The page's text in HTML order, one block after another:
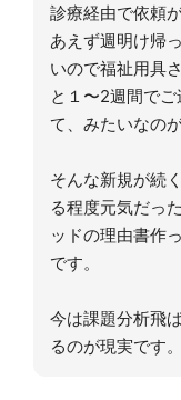
診療経由で依頼
あえず週明け帰
いので福祉用具
と１〜2週間で
て、みたいなの
そんな新規が続
る程度元気だっ
ッドの理由書作
です。
今は課題分析飛
るのが現実です。